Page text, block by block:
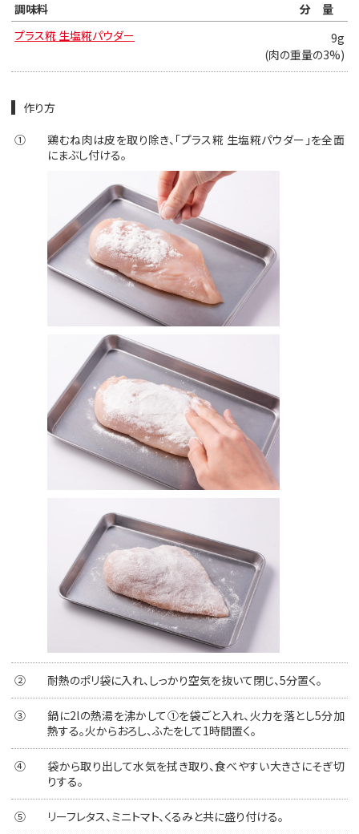
調味料
分量
プラス糀 生塩糀パウダー
9g
(肉の重量の3%)
作り方
①
鶏むね肉は皮を取り除き、「プラス糀 生塩糀パウダー」を全面
にまぶし付ける。
② 耐熱のポリ袋に入れ、しっかり空気を抜いて閉じ、5分置く。
③
鍋に2lの熱湯を沸かして①を袋ごと入れ、火力を落とし5分加
熱する。火からおろし、ふたをして1時間置く。
④
袋から取り出して水気を拭き取り、食べやすい大きさにそぎ切
りする。
⑤ リーフレタス、ミニトマト、くるみと共に盛り付ける。